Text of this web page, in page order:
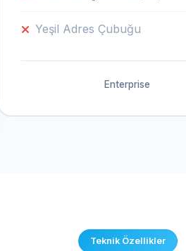
Yeşil Adres Çubuğu
Enterprise
Teknik Özellikler